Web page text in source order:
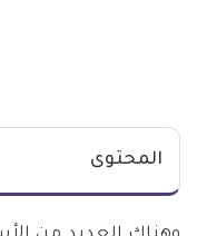
المحتوى